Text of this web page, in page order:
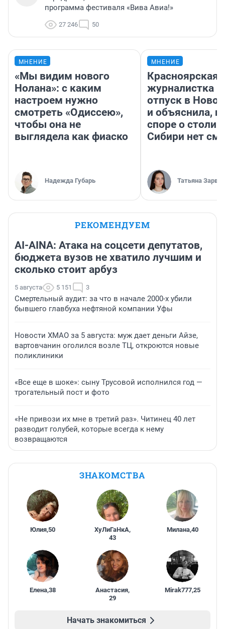
программа фестиваля «Вива Авиа!»
27 246 50
МНЕНИЕ
«Мы видим нового
Нолана»: с каким
настроем нужно
смотреть «Одиссею»,
чтобы она не
выглядела как фиаско
Надежда Губарь
МНЕНИЕ
Красноярская
журналистка
отпуск в
и объяснила,
споре о
Сибири нет
Татьяна Зарва
РЕКОМЕНДУЕМ
AI-AINA: Атака на соцсети депутатов,
бюджета вузов не хватило лучшим и
сколько стоит арбуз
5 августа 5 151 3
Смертельный аудит: за что в начале 2000-х убили
бывшего главбуха нефтяной компании Уфы
Новости ХМАО за 5 августа: муж дает деньги Айзе,
вартовчанин оголился возле ТЦ, откроются новые
поликлиники
«Все еще в шоке»: сыну Трусовой исполнился год —
трогательный пост и фото
«Не привози их мне в третий раз». Читинец 40 лет
разводит голубей, которые всегда к нему
возвращаются
ЗНАКОМСТВА
Юлия,50 ХуЛиГаНкА,
43
Милана,40
Елена,38 Анастасия,
29
Mirak777,25
Начать знакомиться